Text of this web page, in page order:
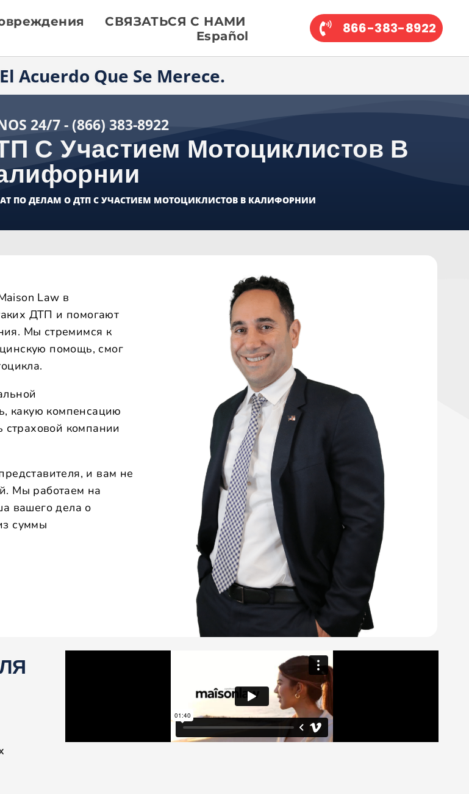
СВЯЗАТЬСЯ С НАМИ
Español
866-383-8922
Acuerdo Que Se Merece.
24/7 - (866) 383-8922
С Участием Мотоциклистов В
ПО ДЕЛАМ О ДТП С УЧАСТИЕМ МОТОЦИКЛИСТОВ В КАЛИФОРНИИ
Law в
ДТП и помогают
Мы стремимся к
помощь, смог
какую компенсацию
страховой компании
и вам не
Мы работаем на
вашего дела о
суммы